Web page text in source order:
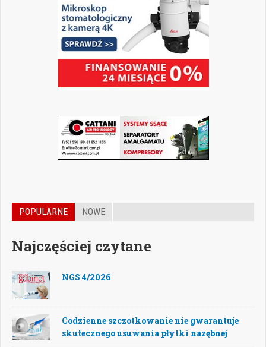
POPULARNE NOWE
Najczęściej czytane
NGS 4/2026
Codzienne szczotkowanie nie gwarantuje
skutecznego usuwania płytki nazębnej